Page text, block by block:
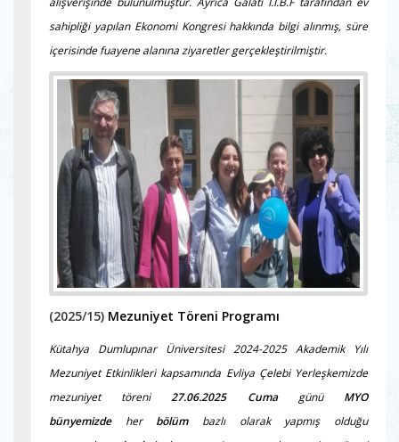
sahipliği yapılan Ekonomi Kongresi hakkında bilgi alınmış, süre
içerisinde fuayene alanına ziyaretler gerçekleştirilmiştir.
(2025/15) Mezuniyet Töreni Programı
Kütahya Dumlupınar Üniversitesi 2024-2025 Akademik Yılı
Mezuniyet Etkinlikleri kapsamında Evliya Çelebi Yerleşkemizde
mezuniyet töreni27.06.2025 Cumagünü MYO
bünyemizdeher bölümbazlı olarak yapmış olduğu